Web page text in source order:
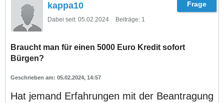
kappa10
Dabei seit: 05.02.2024 Beiträge: 1
Braucht man für einen 5000 Euro Kredit sofort
Bürgen?
05.02.2024, 14:57
Hat jemand Erfahrungen mit der Beantragung